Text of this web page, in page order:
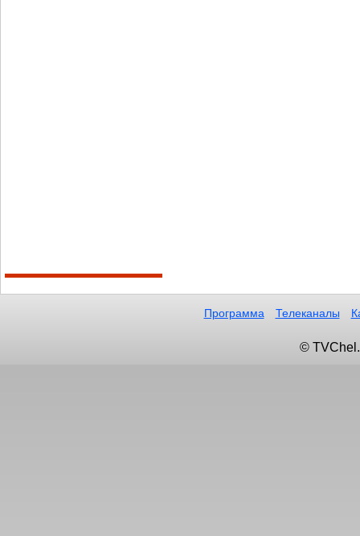
Программа Телеканалы
©